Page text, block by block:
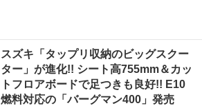
スズキ「タップリ収納のビッグスクー
ター」が進化!! シート高755mm＆カッ
トフロアボードで足つきも良好!! E10
燃料対応の「バーグマン400」発売